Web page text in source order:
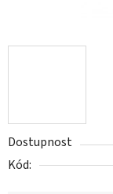
Dostupnost
Kód: